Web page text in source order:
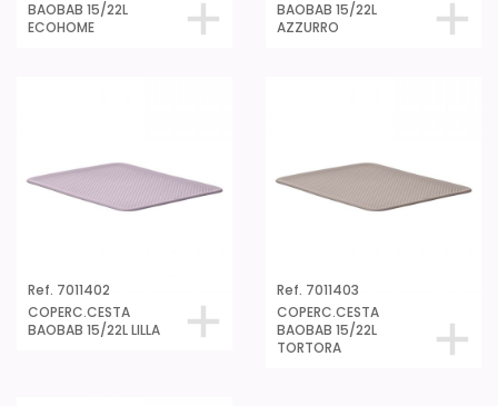
BAOBAB 15/22L
ECOHOME
BAOBAB 15/22L
AZZURRO
Ref. 7011402
COPERC.CESTA
BAOBAB 15/22L LILLA
Ref. 7011403
COPERC.CESTA
BAOBAB 15/22L
TORTORA